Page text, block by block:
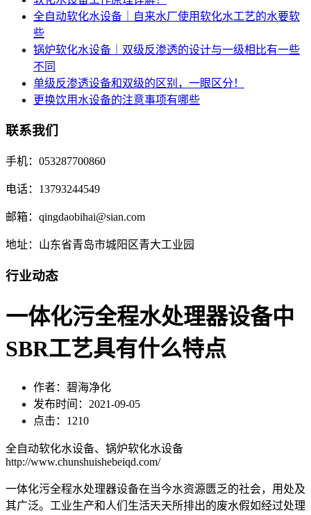
全自动软化水设备｜自来水厂使用软化水工艺的水要软
些
锅炉软化水设备｜双级反渗透的设计与一级相比有一些
不同
单级反渗透设备和双级的区别，一眼区分！
更换饮用水设备的注意事项有哪些
联系我们
手机：053287700860
电话：13793244549
邮箱：qingdaobihai@sian.com
地址：山东省青岛市城阳区青大工业园
行业动态
一体化污全程水处理器设备中
SBR工艺具有什么特点
作者：碧海净化
发布时间：2021-09-05
点击：1210
全自动软化水设备、锅炉软化水设备
http://www.chunshuishebeiqd.com/
一体化污全程水处理器设备在当今水资源匮乏的社会，用处及
其广泛。工业生产和人们生活天天所排出的废水假如经过处理